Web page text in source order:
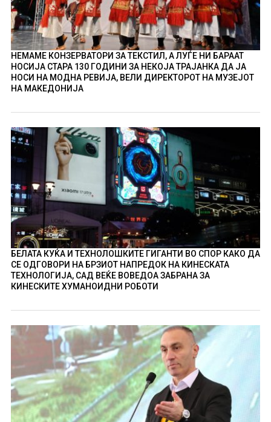
НЕМАМЕ КОНЗЕРВАТОРИ ЗА ТЕКСТИЛ, А ЛУЃЕ НИ БАРААТ
НОСИЈА СТАРА 130 ГОДИНИ ЗА НЕКОЈА ТРАЈАНКА ДА ЈА
НОСИ НА МОДНА РЕВИЈА, ВЕЛИ ДИРЕКТОРОТ НА МУЗЕЈОТ
НА МАКЕДОНИЈА
БЕЛАТА КУЌА И ТЕХНОЛОШКИТЕ ГИГАНТИ ВО СПОР КАКО ДА
СЕ ОДГОВОРИ НА БРЗИОТ НАПРЕДОК НА КИНЕСКАТА
ТЕХНОЛОГИЈА, САД ВЕЌЕ ВОВЕДОА ЗАБРАНА ЗА
КИНЕСКИТЕ ХУМАНОИДНИ РОБОТИ